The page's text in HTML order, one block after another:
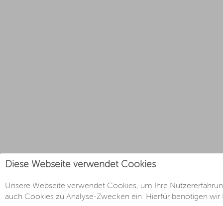
Diese Webseite verwendet Cookies
Unsere Webseite verwendet Cookies, um Ihre
auch Cookies zu Analyse-Zwecken ein. Hierfür benötigen wir